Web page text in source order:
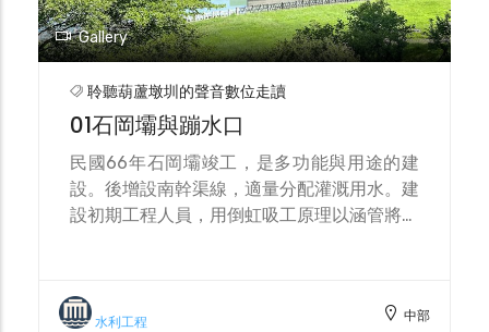
Gallery
聆聽葫蘆墩圳的聲音數位走讀
01石岡壩與蹦水口
民國66年石岡壩竣工，是多功能與用途的建
設。後增設南幹渠線，適量分配灌溉用水。建
設初期工程人員，用倒虹吸工原理以涵管將水
口處終年有水噴出，為本地特殊景點。
水利工程 中部